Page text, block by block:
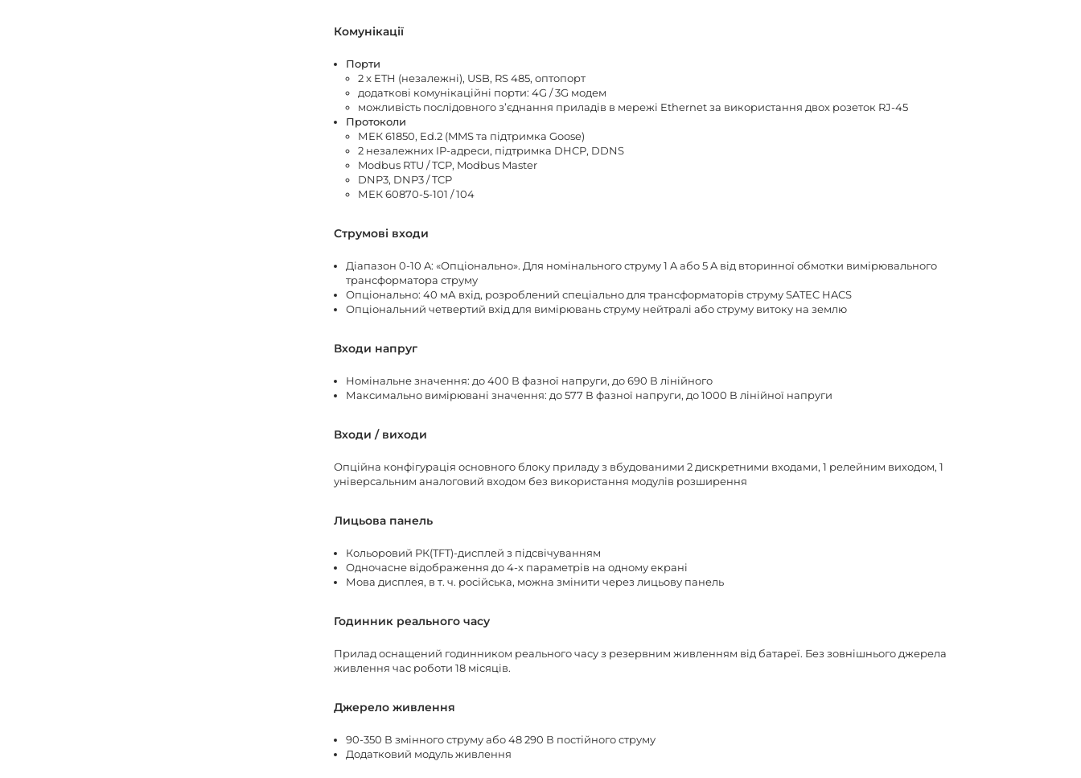
Комунікації
Порти
2 x ETH (незалежні), USB, RS 485, оптопорт
додаткові комунікаційні порти: 4G / 3G модем
можливість послідовного з’єднання приладів в мережі Ethernet за використання двох розеток RJ-45
Протоколи
МЕК 61850, Ed.2 (MMS та підтримка Goose)
2 незалежних IP-адреси, підтримка DHCP, DDNS
Modbus RTU / TCP, Modbus Master
DNP3, DNP3 / TCP
МЕК 60870-5-101 / 104
Струмові входи
Діапазон 0-10 A: «Опціонально». Для номінального струму 1 A або 5 A від вторинної обмотки вимірювального
трансформатора струму
Опціонально: 40 мА вхід, розроблений спеціально для трансформаторів струму SATEC HACS
Опціональний четвертий вхід для вимірювань струму нейтралі або струму витоку на землю
Входи напруг
Номінальне значення: до 400 В фазної напруги, до 690 В лінійного
Максимально вимірювані значення: до 577 В фазної напруги, до 1000 В лінійної напруги
Входи / виходи
Опційна конфігурація основного блоку приладу з вбудованими 2 дискретними входами, 1 релейним виходом, 1
універсальним аналоговий входом без використання модулів розширення
Лицьова панель
Кольоровий РК(TFT)-дисплей з підсвічуванням
Одночасне відображення до 4-х параметрів на одному екрані
Мова дисплея, в т. ч. російська, можна змінити через лицьову панель
Годинник реального часу
Прилад оснащений годинником реального часу з резервним живленням від батареї. Без зовнішнього джерела
живлення час роботи 18 місяців.
Джерело живлення
90-350 В змінного струму або 48 290 В постійного струму
Додатковий модуль живлення